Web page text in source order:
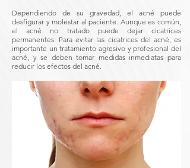
Dependiendo de su gravedad, el acné puede
desfigurar y molestar al paciente. Aunque es común,
el acné no tratado puede dejar cicatrices
permanentes. Para evitar las cicatrices del acné, es
importante un tratamiento agresivo y profesional del
acné, y se deben tomar medidas inmediatas para
reducir los efectos del acné.